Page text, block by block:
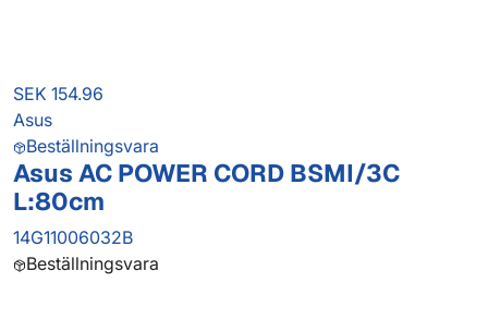
SEK 154.96
Asus
Beställningsvara
Asus AC POWER CORD BSMI/3C
L:80cm
14G11006032B
Beställningsvara